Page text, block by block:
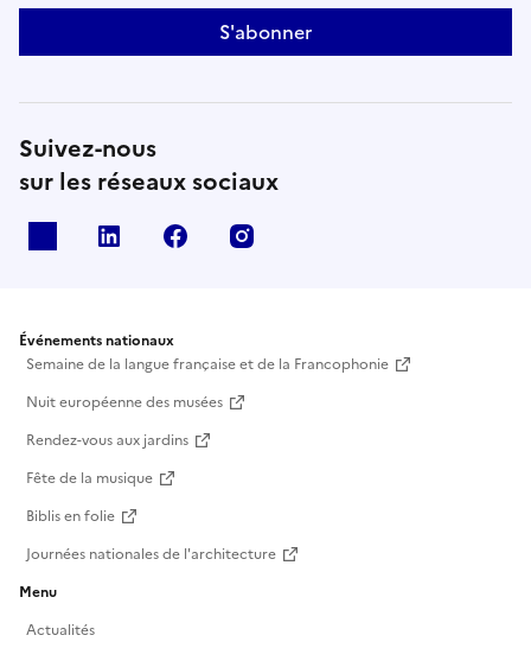
S'abonner
Suivez-nous
sur les réseaux sociaux
Linkedin Facebook
Événements nationaux
Semaine de la langue française et de la Francophonie
Nuit européenne des musées
Rendez-vous aux jardins
Fête de la musique
Biblis en folie
Journées nationales de l'architecture
Menu
Actualités